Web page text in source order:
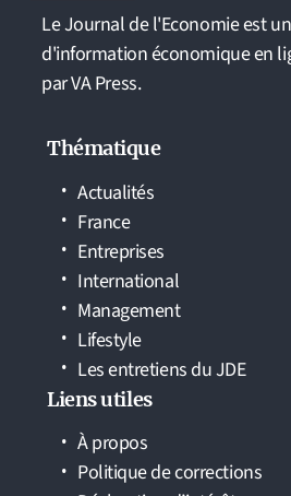
Le Journal de l'Economie est
d'information économique en
par VA Press.
Thématique
Actualités
France
Entreprises
International
Management
Lifestyle
Les entretiens du JDE
Liens utiles
À propos
Politique de corrections